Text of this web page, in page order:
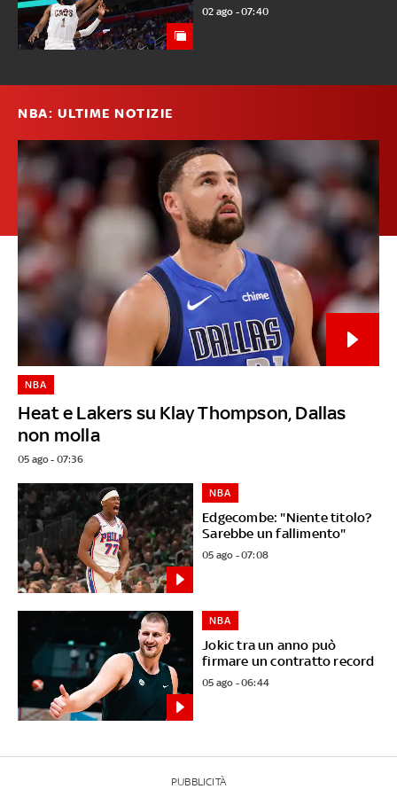
02 ago - 07:40
NBA: ULTIME NOTIZIE
Heat e Lakers su Klay Thompson, Dallas
non molla
NBA
05 ago - 07:36
Edgecombe: "Niente titolo?
Sarebbe un fallimento"
NBA
05 ago - 07:08
Jokic tra un anno può
firmare un contratto record
NBA
05 ago - 06:44
PUBBLICITÀ